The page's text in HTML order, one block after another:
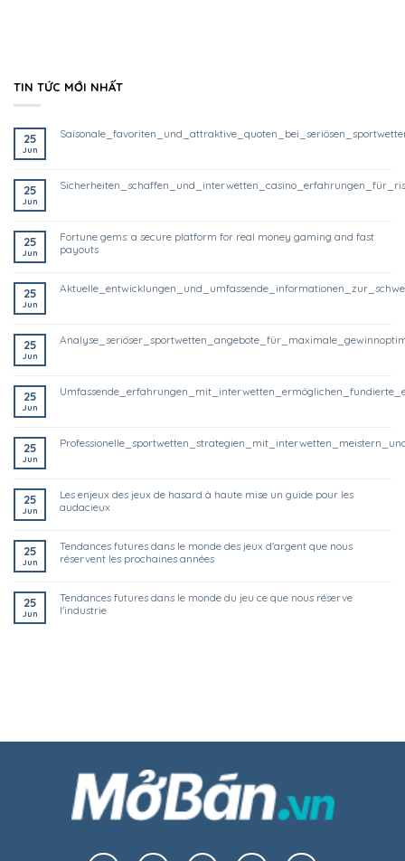
TIN TỨC MỚI NHẤT
25
Jun
25
Jun
25
Jun
fortune gems: a secure platform for real money gaming and fast
payouts
25
Jun
25
Jun
25
Jun
25
Jun
25
Jun
les enjeux des jeux de hasard à haute mise un guide pour les
audacieux
25
Jun
tendances futures dans le monde des jeux d'argent que nous
réservent les prochaines années
25
Jun
tendances futures dans le monde du jeu ce que nous réserve
l'industrie